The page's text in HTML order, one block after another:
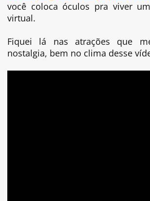
você coloca óculos pra viver
virtual.
Fiquei lá nas atrações que
nostalgia, bem no clima desse